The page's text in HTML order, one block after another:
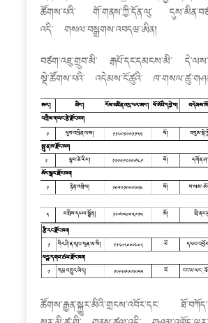
ཚོགས་པའི་ གོ་གནས་ཀྱི་དོན་ལུ་
འདི་ གསལ་བསྒྲགས་འབདཝ་ཨིན།
བཙག་འཐུ་གྲུབ་མི་ རྒཔོ་དང་དམངས་མི་
སྡེ་ཚོགས་པའི་ འདེམས་ངོ་ཚུའི་
ཚོགས་རྒྱན་སྐྱུར་མིའི་གྲངས་འབོར་དང་
སྐྱུར་མི་ཚུ་གི་ གནས་ཚུལ་འདི་